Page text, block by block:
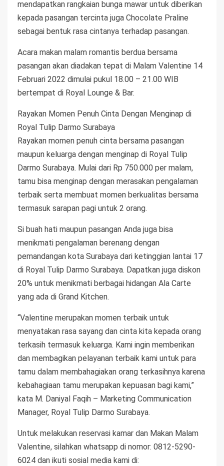
mendapatkan rangkaian bunga mawar untuk diberikan
kepada pasangan tercinta juga Chocolate Praline
sebagai bentuk rasa cintanya terhadap pasangan.
Acara makan malam romantis berdua bersama
pasangan akan diadakan tepat di Malam Valentine 14
Februari 2022 dimulai pukul 18.00 – 21.00 WIB
bertempat di Royal Lounge & Bar.
Rayakan Momen Penuh Cinta Dengan Menginap di
Royal Tulip Darmo Surabaya
Rayakan momen penuh cinta bersama pasangan
maupun keluarga dengan menginap di Royal Tulip
Darmo Surabaya. Mulai dari Rp 750.000 per malam,
tamu bisa menginap dengan merasakan pengalaman
terbaik serta membuat momen berkualitas bersama
termasuk sarapan pagi untuk 2 orang.
Si buah hati maupun pasangan Anda juga bisa
menikmati pengalaman berenang dengan
pemandangan kota Surabaya dari ketinggian lantai 17
di Royal Tulip Darmo Surabaya. Dapatkan juga diskon
20% untuk menikmati berbagai hidangan Ala Carte
yang ada di Grand Kitchen.
“Valentine merupakan momen terbaik untuk
menyatakan rasa sayang dan cinta kita kepada orang
terkasih termasuk keluarga. Kami ingin memberikan
dan membagikan pelayanan terbaik kami untuk para
tamu dalam membahagiakan orang terkasihnya karena
kebahagiaan tamu merupakan kepuasan bagi kami,”
kata M. Daniyal Faqih – Marketing Communication
Manager, Royal Tulip Darmo Surabaya.
Untuk melakukan reservasi kamar dan Makan Malam
Valentine, silahkan whatsapp di nomor: 0812-5290-
6024 dan ikuti sosial media kami di: